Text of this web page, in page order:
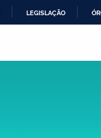
LEGISLAÇÃO